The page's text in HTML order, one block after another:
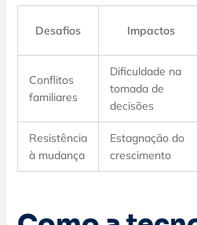
Desafios Impactos
Conflitos
familiares
Dificuldade na
tomada de
decisões
Resistência
à mudança
Estagnação do
crescimento